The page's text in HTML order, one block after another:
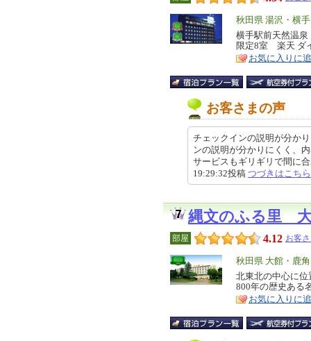
エ
リ
ア
秋田県 湯沢・横手
特
徴
横手駅前天然温
限定8室 楽天 ダ
お気に入りに
お客さまの声
チェックインの説明が分か
ンの説明が分かりにくく、
サービスもギリギリで間に
19:29:32投稿 つづきはこちら
縄文のふる里
部屋 4.12 お客
エ
リ
ア
秋田県 大館・鹿
特
徴
北東北の中心に
800年の歴史ある
お気に入りに